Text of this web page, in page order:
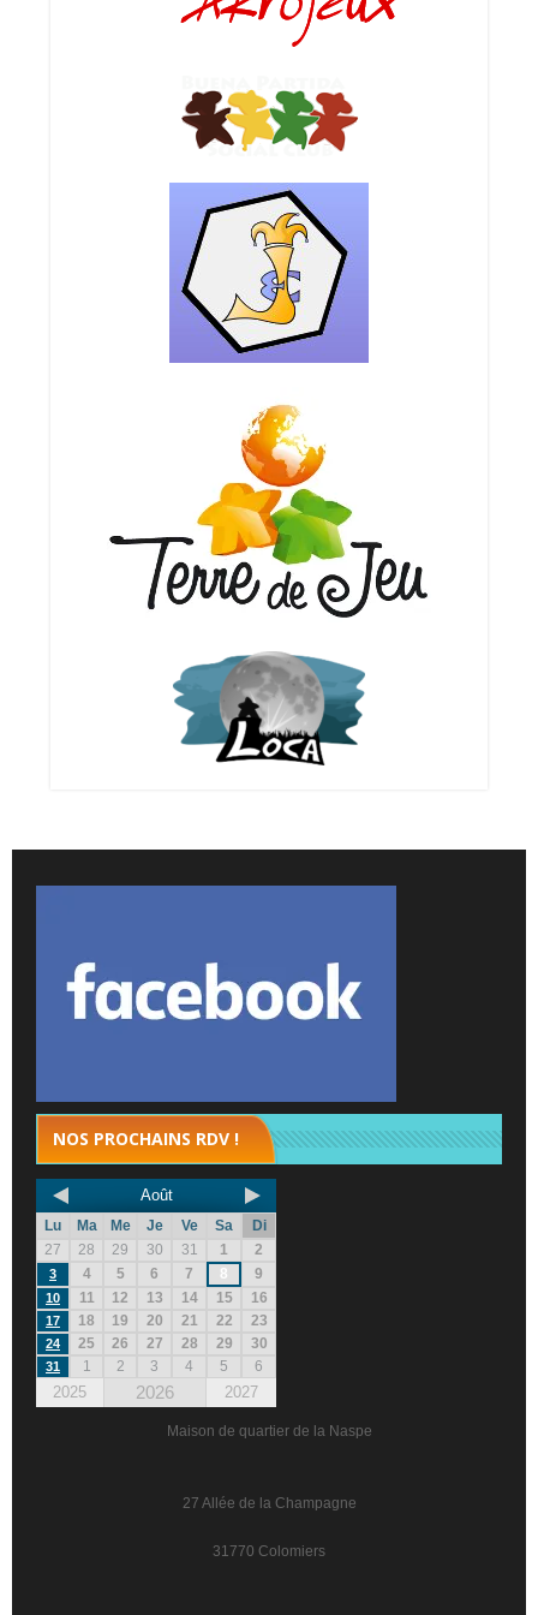
NOS PROCHAINS RDV !
Août
Lu Ma Me Je Ve Sa
Di
27
28 29 30 31 1 2
3 4 5 6 7 8 9
10 11 12 13 14 15 16
17 18 19 20 21 22 23
24 25 26 27 28 29 30
31 1 2 3 4 5 6
2025 2026 2027
Maison de quartier de la Naspe
27 Allée de la Champagne
31770 Colomiers